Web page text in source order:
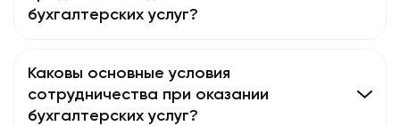
бухгалтерских услуг?
Каковы основные условия
сотрудничества при оказании
бухгалтерских услуг?